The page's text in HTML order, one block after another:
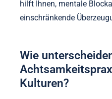
optimieren und das
diesem Zusammenhang
Neudefinition von
Unternehmertum und
sie zeigt, wie echte
hilft Ihnen, mentale